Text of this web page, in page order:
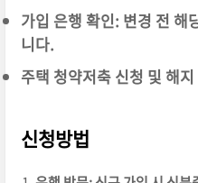
가입 은행 확인: 변경 전 해
니다.
주택 청약저축 신청 및 해
신청방법